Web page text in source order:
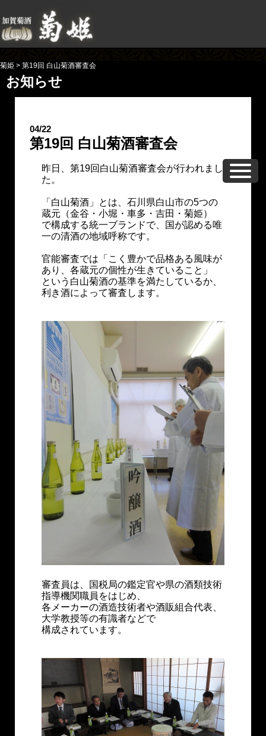
菊姫 > 第19回 白山菊酒審査会
お知らせ
04/22
第19回 白山菊酒審査会
昨日、第19回白山菊酒審査会が行われまし
た。
「白山菊酒」とは、石川県白山市の5つの
蔵元（金谷・小堀・車多・吉田・菊姫）
で構成する統一ブランドで、国が認める唯
一の清酒の地域呼称です。
官能審査では「こく豊かで品格ある風味が
あり、各蔵元の個性が生きていること」
という白山菊酒の基準を満たしているか、
利き酒によって審査します。
審査員は、国税局の鑑定官や県の酒類技術
指導機関職員をはじめ、
各メーカーの酒造技術者や酒販組合代表、
大学教授等の有識者などで
構成されています。